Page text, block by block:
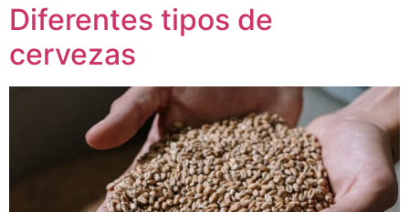
Diferentes tipos de
cervezas